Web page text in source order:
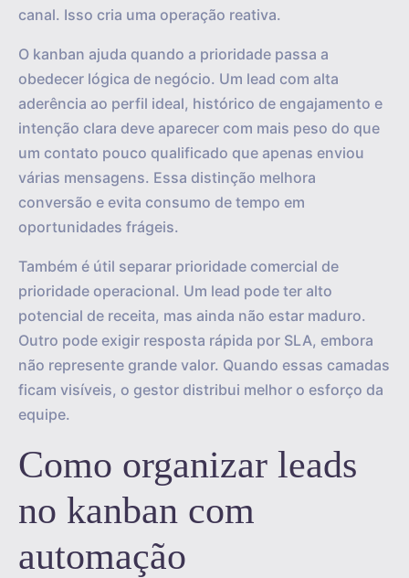
canal. Isso cria uma operação reativa.
O kanban ajuda quando a prioridade passa a
obedecer lógica de negócio. Um lead com alta
aderência ao perfil ideal, histórico de engajamento e
intenção clara deve aparecer com mais peso do que
um contato pouco qualificado que apenas enviou
várias mensagens. Essa distinção melhora
conversão e evita consumo de tempo em
oportunidades frágeis.
Também é útil separar prioridade comercial de
prioridade operacional. Um lead pode ter alto
potencial de receita, mas ainda não estar maduro.
Outro pode exigir resposta rápida por SLA, embora
não represente grande valor. Quando essas camadas
ficam visíveis, o gestor distribui melhor o esforço da
equipe.
Como organizar leads
no kanban com
automação